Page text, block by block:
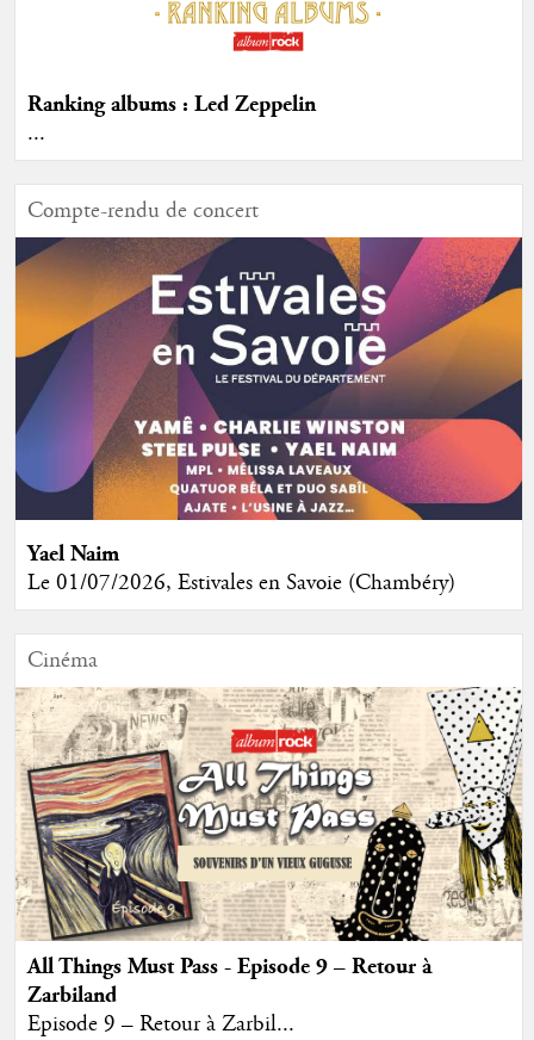
Ranking albums : Led Zeppelin
...
Compte-rendu de concert
Yael Naim
Le 01/07/2026, Estivales en Savoie (Chambéry)
Cinéma
All Things Must Pass - Episode 9 – Retour à
Zarbiland
Episode 9 – Retour à Zarbil...